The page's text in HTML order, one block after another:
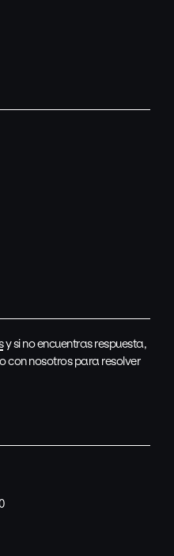
y si no encuentras respuesta,
con nosotros para resolver